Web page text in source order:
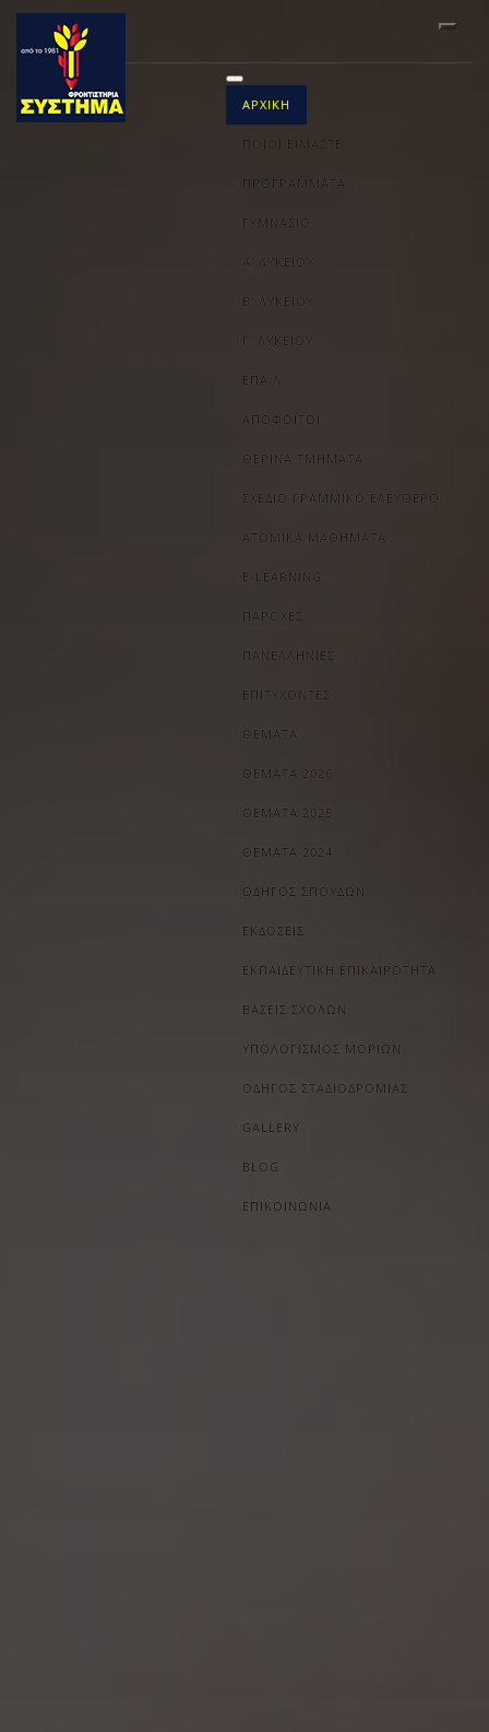
ΑΡΧΙΚΗ
ΠΟΙΟΙ ΕΙΜΑΣΤΕ
ΠΡΟΓΡΑΜΜΑΤΑ
ΓΥΜΝΑΣΙΟ
Α' ΛΥΚΕΙΟΥ
Β' ΛΥΚΕΙΟΥ
Γ' ΛΥΚΕΙΟΥ
ΕΠΑ.Λ
ΑΠΟΦΟΙΤΟΙ
ΘΕΡΙΝΑ ΤΜΗΜΑΤΑ
ΣΧΕΔΙΟ ΓΡΑΜΜΙΚΟ ΕΛΕΥΘΕΡΟ
ΑΤΟΜΙΚΑ ΜΑΘΗΜΑΤΑ
E-LEARNING
ΠΑΡΟΧΕΣ
ΠΑΝΕΛΛΗΝΙΕΣ
ΕΠΙΤΥΧΟΝΤΕΣ
ΘΕΜΑΤΑ
ΘΕΜΑΤΑ 2026
ΘΕΜΑΤΑ 2025
ΘΕΜΑΤΑ 2024
ΟΔΗΓΟΣ ΣΠΟΥΔΩΝ
ΕΚΔΟΣΕΙΣ
ΕΚΠΑΙΔΕΥΤΙΚΗ ΕΠΙΚΑΙΡΟΤΗΤΑ
ΒΑΣΕΙΣ ΣΧΟΛΩΝ
ΥΠΟΛΟΓΙΣΜΟΣ ΜΟΡΙΩΝ
ΟΔΗΓΟΣ ΣΤΑΔΙΟΔΡΟΜΙΑΣ
GALLERY
BLOG
ΕΠΙΚΟΙΝΩΝΙΑ